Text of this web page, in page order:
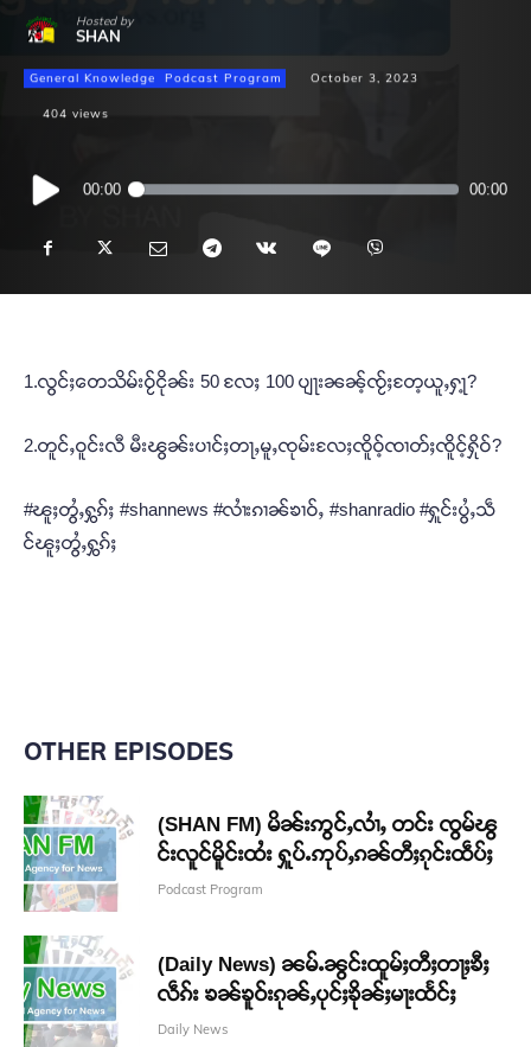
Hosted by
SHAN
General Knowledge Podcast Program October 3, 2023
404 views
Audio
Player
00:00 00:00
1.လွင်ႈတေသိမ်းဝႂ်ငိုၼ်း 50 လႄႈ 100 ပျႃးၼၼ့်ၸႂ်ႈတႄ့ယူႇႁႃ့?
2.တူင်ႇဝူင်းလီ မီးၽွၼ်းပၢင်ႈတႃႇမူႇၸုမ်းလႄႈၸိူဝ့်ၸၢတ်ႈၸိူင့်ႁိုဝ်?
#ၽူႈတွႆႇႁွၵ်ႈ #shannews #လၢႆးၵၢၼ်ၶၢဝ်ႇ #shanradio #ႁူင်းပွႆႇသဵ
င်ၽူႈတွႆႇႁွၵ်ႈ
OTHER EPISODES
(SHAN FM) မိၼ်းဢွင်ႇလၢႆႇ တင်း ၸွမ်ၽွ
င်းလူင်မိူင်းထႆး ႁူပ်ႉဢုပ်ႇၵၼ်တီႈၵုင်းထဵပ်ႈ
Podcast Program
(Daily News) ၼမ်ႉၼွင်းထူမ်ႈတီႈတႃႈၶီႈ
လဵၵ်း ၶၼ်ၶူဝ်းၵုၼ်ႇပုင်ႈၶိုၼ်ႈမႃးထႅင်ႈ
Daily News